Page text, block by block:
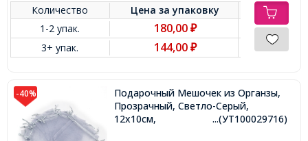
Количество Цена заупаковку
1-2 упак.
180,00 ₽
3+ упак. 144,00 ₽
-40%
Подарочный Мешочек из Органзы,
Прозрачный, Светло-Серый,
12х10см,
...(УТ100029716)